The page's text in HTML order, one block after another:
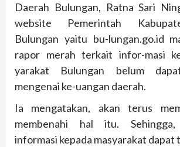
Daerah Bulungan, Ratna Sari
website Pemerintah
Bulungan yaitu bu-lungan.go.id
rapor merah terkait infor-masi
yarakat Bulungan belum
mengenai ke-uangan daerah.
Ia mengatakan, akan terus
membenahi hal itu. Sehingga,
informasi kepada masyarakat dapat